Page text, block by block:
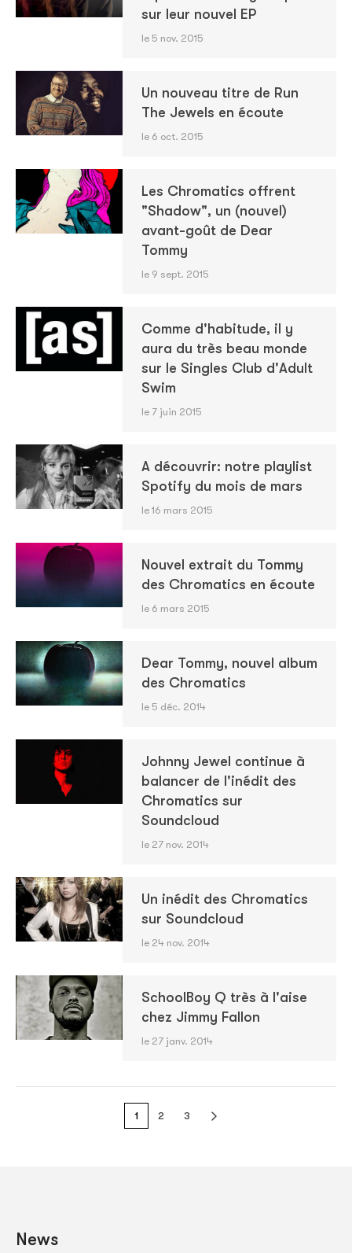
sur leur nouvel EP
le 5 nov. 2015
Un nouveau titre de Run
The Jewels en écoute
le 6 oct. 2015
Les Chromatics offrent
"Shadow", un (nouvel)
avant-goût de Dear
Tommy
le 9 sept. 2015
Comme d'habitude, il y
aura du très beau monde
sur le Singles Club d'Adult
Swim
le 7 juin 2015
A découvrir: notre playlist
Spotify du mois de mars
le 16 mars 2015
Nouvel extrait du Tommy
des Chromatics en écoute
le 6 mars 2015
Dear Tommy, nouvel album
des Chromatics
le 5 déc. 2014
Johnny Jewel continue à
balancer de l'inédit des
Chromatics sur
Soundcloud
le 27 nov. 2014
Un inédit des Chromatics
sur Soundcloud
le 24 nov. 2014
SchoolBoy Q très à l'aise
chez Jimmy Fallon
le 27 janv. 2014
1 2 3
News